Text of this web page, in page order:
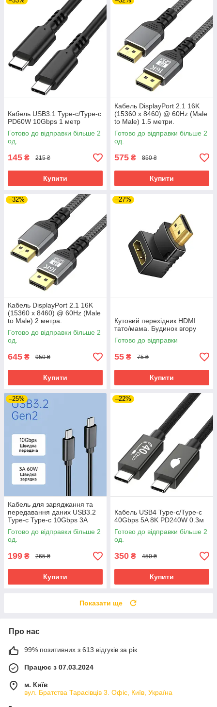
Кабель USB3.1 Type-c/Type-c
PD60W 10Gbps 1 метр
Готово до відправки більше 2
од.
145 ₴ 215 ₴
Купити
Кабель DisplayPort 2.1 16K
(15360 x 8460) @ 60Hz (Male
to Male) 1.5 метри.
Ультимативне рішення для
дизайну та геймінгу
Готово до відправки більше 2
од.
575 ₴ 850 ₴
Купити
–32%
Кабель DisplayPort 2.1 16K
(15360 x 8460) @ 60Hz (Male
to Male) 2 метра.
Ультимативне рішення для
дизайну та геймінгу
Готово до відправки більше 2
од.
645 ₴ 950 ₴
Купити
–27%
Кутовий перехідник HDMI
тато/мама. Будинок вгору
Готово до відправки
55 ₴ 75 ₴
Купити
–25%
Кабель для заряджання та
передавання даних USB3.2
Type-c Type-c 10Gbps 3A
60W 2 метри
Готово до відправки більше 2
од.
199 ₴ 265 ₴
Купити
–22%
Кабель USB4 Type-c/Type-c
40Gbps 5A 8K PD240W 0.3м
Готово до відправки більше 2
од.
350 ₴ 450 ₴
Купити
Показати ще
Про нас
99% позитивних з 613 відгуків за рік
Працює з 07.03.2024
м. Київ
вул. Братства Тарасівців 3. Офіс, Київ, Україна